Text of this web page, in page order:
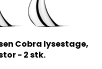
Cobra lysestage,
- 2 stk.